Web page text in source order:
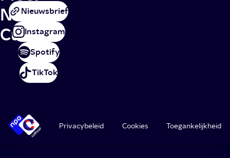
NPO
Cultuur
Nieuwsbrief
Instagram
Spotify
TikTok
Privacybeleid Cookies Toegankelijkheid